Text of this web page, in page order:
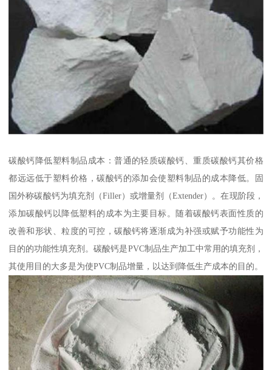
碳酸钙降低塑料制品成本：普通的轻质碳酸钙、重质碳酸钙其价格
都远远低于塑料价格，碳酸钙的添加会使塑料制品的成本降低。固
国外称碳酸钙为填充剂（Filler）或增量剂（Extender）。在现阶段，
添加碳酸钙以降低塑料的成本为主要目标。随着碳酸钙表面性质的
改善和形状、粒度的可控，碳酸钙将逐渐成为补强或赋予功能性为
目的的功能性填充剂。碳酸钙是PVC制品生产加工中常用的填充剂，
其使用目的大多是为使PVC制品增量，以达到降低生产成本的目的。